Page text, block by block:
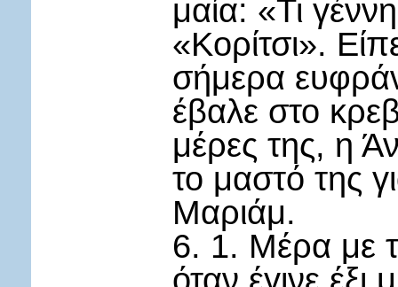
μαία: «Τι
«Κορίτσι».
σήμερα
έβαλε στο
μέρες της, η
το μαστό της
Μαριάμ.
6. 1. Μέρα με